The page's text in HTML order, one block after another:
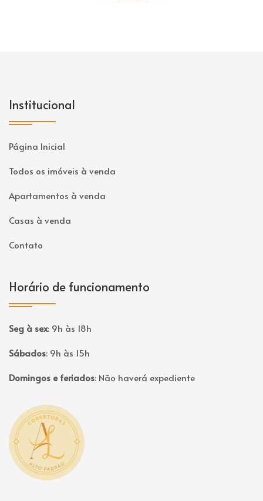
Institucional
Página Inicial
Todos os imóveis à venda
Apartamentos à venda
Casas à venda
Contato
Horário de funcionamento
Seg à sex: 9h às 18h
Sábados: 9h às 15h
Domingos e feriados: Não haverá expediente
Página inicial